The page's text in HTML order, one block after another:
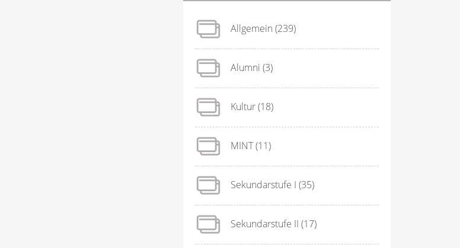
Allgemein (239)
Alumni (3)
Kultur(18)
MINT(11)
Sekundarstufe I (35)
Sekundarstufe II (17)